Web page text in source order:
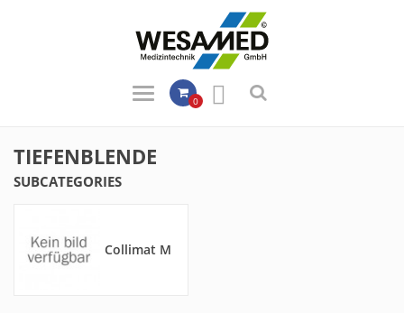
0 
TIEFENBLENDE
SUBCATEGORIES
Collimat M